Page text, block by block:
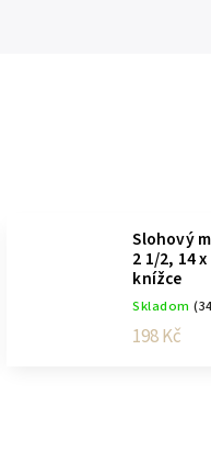
Slohový
2 1/2, 14
knížce
Skladom
198 Kč